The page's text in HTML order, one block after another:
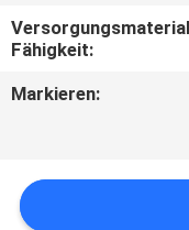
BITTE UM
Fähigkeit:
Markieren: